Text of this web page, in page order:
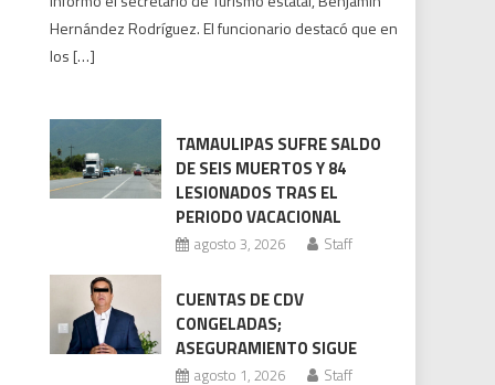
se
acerca
millones
Hernández Rodríguez. El funcionario destacó que en
los […]
TAMAULIPAS SUFRE SALDO
DE SEIS MUERTOS Y 84
LESIONADOS TRAS EL
PERIODO VACACIONAL
agosto 3, 2026 Staff
CUENTAS DE CDV
CONGELADAS;
ASEGURAMIENTO SIGUE
agosto 1, 2026 Staff